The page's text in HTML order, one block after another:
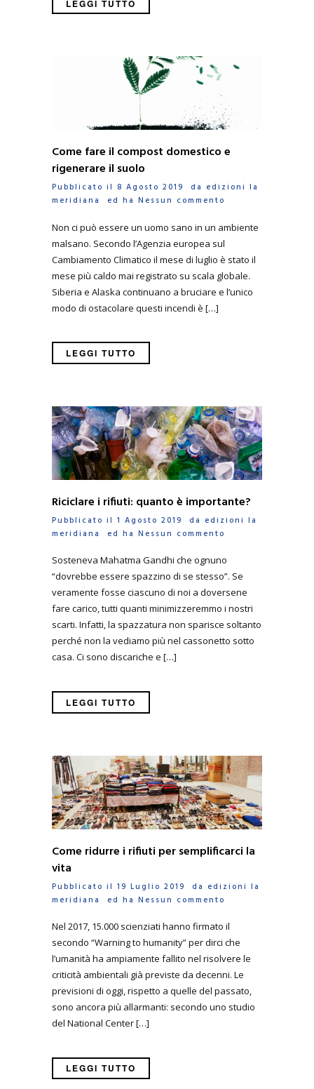
LEGGI TUTTO
Come fare il compost domestico e
rigenerare il suolo
Pubblicato il 8 Agosto 2019 da edizioni la
meridiana
ed ha Nessun commento
Non ci può essere un uomo sano in un ambiente
malsano. Secondo l’Agenzia europea sul
Cambiamento Climatico il mese di luglio è stato il
mese più caldo mai registrato su scala globale.
Siberia e Alaska continuano a bruciare e l’unico
modo di ostacolare questi incendi è […]
LEGGI TUTTO
Riciclare i rifiuti: quanto è importante?
Pubblicato il 1 Agosto 2019 da edizioni la
meridiana
ed ha Nessun commento
Sosteneva Mahatma Gandhi che ognuno
“dovrebbe essere spazzino di se stesso”. Se
veramente fosse ciascuno di noi a doversene
fare carico, tutti quanti minimizzeremmo i nostri
scarti. Infatti, la spazzatura non sparisce soltanto
perché non la vediamo più nel cassonetto sotto
casa. Ci sono discariche e […]
LEGGI TUTTO
Come ridurre i rifiuti per semplificarci la
vita
Pubblicato il 19 Luglio 2019 da edizioni la
meridiana
ed ha Nessun commento
Nel 2017, 15.000 scienziati hanno firmato il
secondo “Warning to humanity” per dirci che
l’umanità ha ampiamente fallito nel risolvere le
criticità ambientali già previste da decenni. Le
previsioni di oggi, rispetto a quelle del passato,
sono ancora più allarmanti: secondo uno studio
del National Center […]
LEGGI TUTTO